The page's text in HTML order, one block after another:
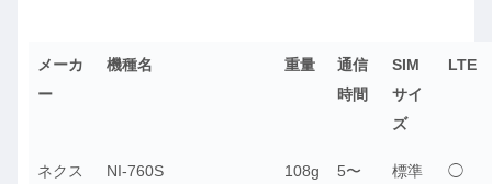
メーカ
ー
機種名 重量
通信
時間
SIM
サイ
ズ
LTE
ネクス NI-760S 108g 5〜 標準 ◯